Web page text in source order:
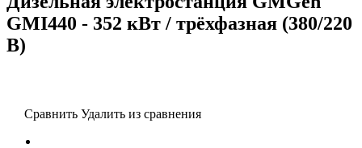
GMI440 - 352 кВт / трёхфазная (380/220
В)
Сравнить Удалить из сравнения